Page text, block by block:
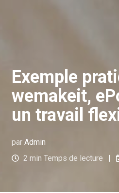
Exemple
wemakeit,
un travail
par Admin
2 min Temps de lecture